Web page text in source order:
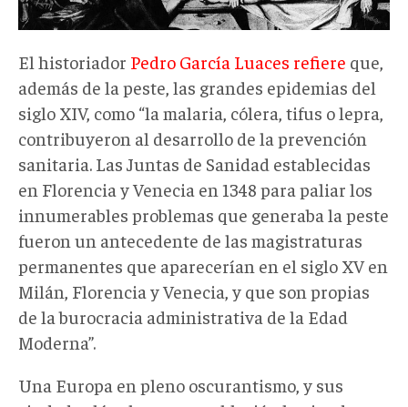
El historiador Pedro García Luaces refiere que,
además de la peste, las grandes epidemias del
siglo XIV, como “la malaria, cólera, tifus o lepra,
contribuyeron al desarrollo de la prevención
sanitaria. Las Juntas de Sanidad establecidas
en Florencia y Venecia en 1348 para paliar los
innumerables problemas que generaba la peste
fueron un antecedente de las magistraturas
permanentes que aparecerían en el siglo XV en
Milán, Florencia y Venecia, y que son propias
de la burocracia administrativa de la Edad
Moderna”.
Una Europa en pleno oscurantismo, y sus